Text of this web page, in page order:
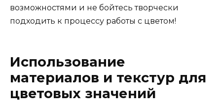
возможностями и не бойтесь творчески
подходить к процессу работы с цветом!
Использование
материалов и текстур для
цветовых значений